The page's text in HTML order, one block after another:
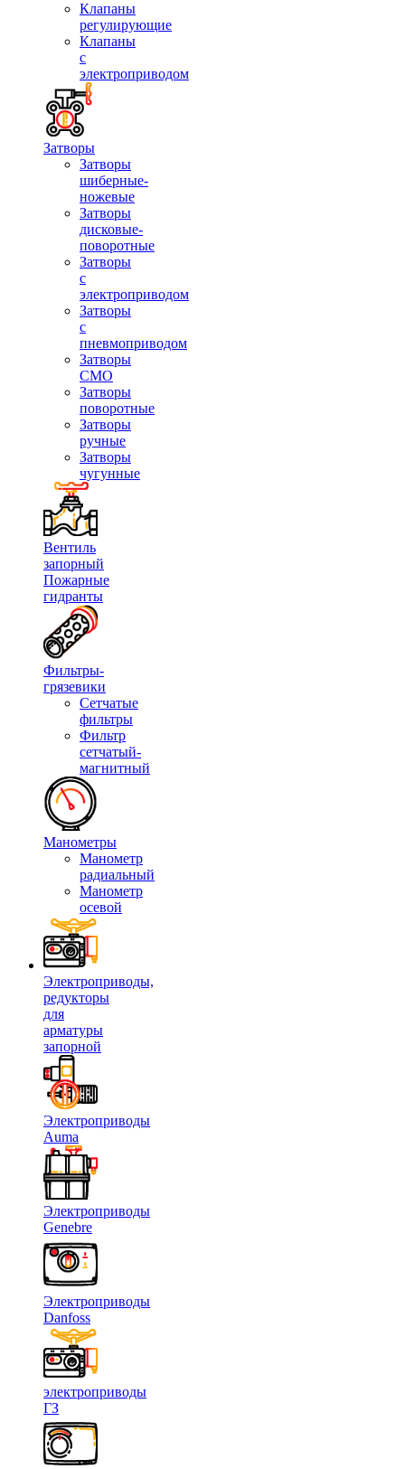
Клапаны
регулирующие
Клапаны
с
электроприводом
Затворы
Затворы
шиберные-
ножевые
Затворы
дисковые-
поворотные
Затворы
с
электроприводом
Затворы
с
пневмоприводом
Затворы
СМО
Затворы
поворотные
Затворы
ручные
Затворы
чугунные
Вентиль
запорный
Пожарные
гидранты
Фильтры-
грязевики
Сетчатые
фильтры
Фильтр
сетчатый-
магнитный
Манометры
Манометр
радиальный
Манометр
осевой
Электроприводы,
редукторы
для
арматуры
запорной
Электроприводы
Auma
Электроприводы
Genebre
Электроприводы
Danfoss
электроприводы
ГЗ